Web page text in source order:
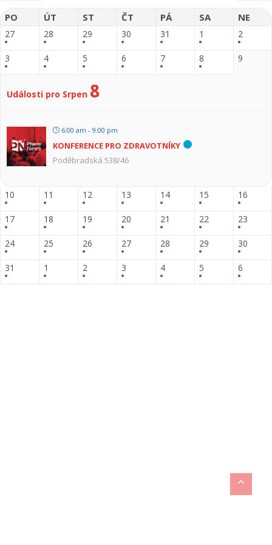
PO ÚT ST ČT PÁ SA NE
27 28 29 30 31 1 2
3 4 5 6 7 8 9
Události pro Srpen 8
6:00 am - 9:00 pm
KONFERENCE PRO ZDRAVOTNÍKY
Poděbradská 538/46
10 11 12 13 14 15 16
17 18 19 20 21 22 23
24 25 26 27 28 29 30
31 1 2 3 4 5 6